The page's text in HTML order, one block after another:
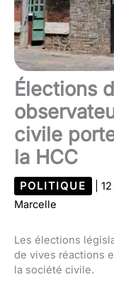
Élections
civile
la HCC
POLITIQUE
Marcelle
Les élections
de vives réactions
la société civile.